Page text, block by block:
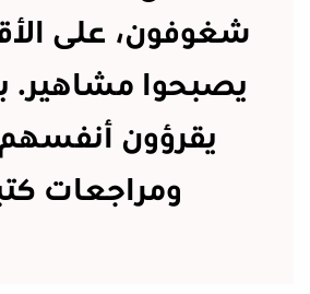
شغوفون، على
يصبحوا مشاهير.
يقرؤون
ومراجعات